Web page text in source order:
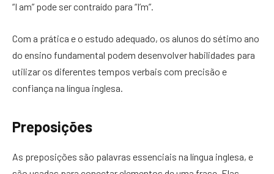
“I am” pode ser contraído para “I’m”.
Com a prática e o estudo adequado, os alunos do sétimo ano
do ensino fundamental podem desenvolver habilidades para
utilizar os diferentes tempos verbais com precisão e
confiança na língua inglesa.
Preposições
As preposições são palavras essenciais na língua inglesa, e